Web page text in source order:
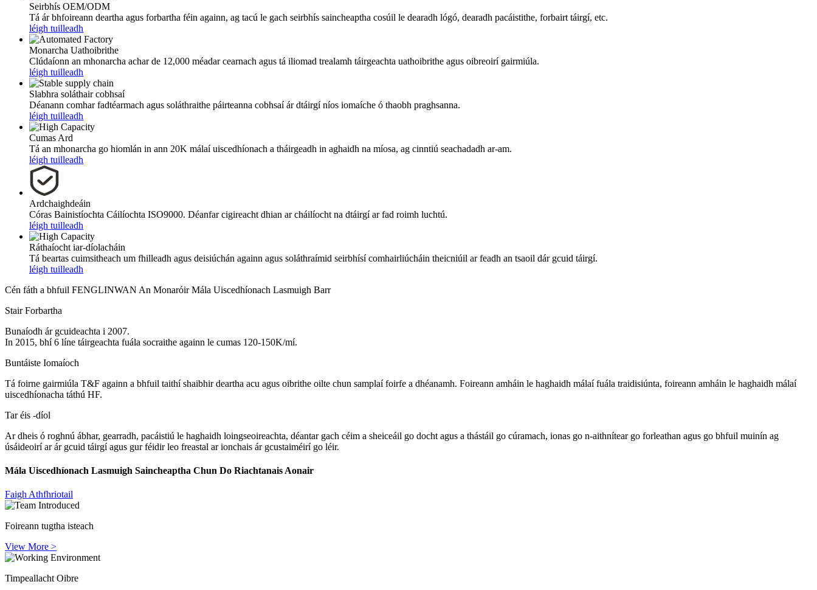
Seirbhís OEM/ODM
Tá ár bhfoireann deartha agus forbartha féin againn, ag tacú le gach seirbhís saincheaptha cosúil le dearadh lógó, dearadh pacáistithe, forbairt táirgí, etc.
léigh tuilleadh
Monarcha Uathoibrithe
Clúdaíonn an mhonarcha achar de 12,000 méadar cearnach agus tá iliomad trealamh táirgeachta uathoibrithe agus oibreoirí gairmiúla.
léigh tuilleadh
Slabhra soláthair cobhsaí
Déanann comhar fadtéarmach agus soláthraithe páirteanna cobhsaí ár dtáirgí níos iomaíche ó thaobh praghsanna.
léigh tuilleadh
Cumas Ard
Tá an mhonarcha go hiomlán in ann 20K málaí uiscedhíonach a tháirgeadh in aghaidh na míosa, ag cinntiú seachadadh ar-am.
léigh tuilleadh
Ardchaighdeáin
Córas Bainistíochta Cáilíochta ISO9000. Déanfar cigireacht dhian ar cháilíocht na dtáirgí ar fad roimh luchtú.
léigh tuilleadh
Ráthaíocht iar-díolacháin
Tá beartas cuimsitheach um fhilleadh agus deisiúchán againn agus soláthraímid seirbhísí comhairliúcháin theicniúil ar feadh an tsaoil dár gcuid táirgí.
léigh tuilleadh
Cén fáth a bhfuil FENGLINWAN An Monaróir Mála Uiscedhíonach Lasmuigh Barr
Stair Forbartha
Bunaíodh ár gcuideachta i 2007.
In 2015, bhí 6 líne táirgeachta fuála socraithe againn le cumas 120-150K/mí.
Buntáiste Iomaíoch
Tá foirne gairmiúla T&F againn a bhfuil taithí shaibhir deartha acu agus oibrithe oilte chun samplaí foirfe a dhéanamh. Foireann amháin le haghaidh málaí fuála traidisiúnta, foireann amháin le haghaidh málaí
uiscedhíonacha táthú HF.
Tar éis -díol
Ar dheis ó roghnú ábhar, gearradh, pacáistiú le haghaidh loingseoireachta, déantar gach céim a sheiceáil go docht agus a thástáil go cúramach, ionas go n-aithnítear go forleathan agus go bhfuil muinín ag
úsáideoirí ar ár gcuid táirgí agus gur féidir leo freastal ar ionchais ár gcustaiméirí go léir.
Mála Uiscedhíonach Lasmuigh Saincheaptha Chun Do Riachtanais Aonair
Faigh Athfhriotail
Foireann tugtha isteach
View More >
Timpeallacht Oibre